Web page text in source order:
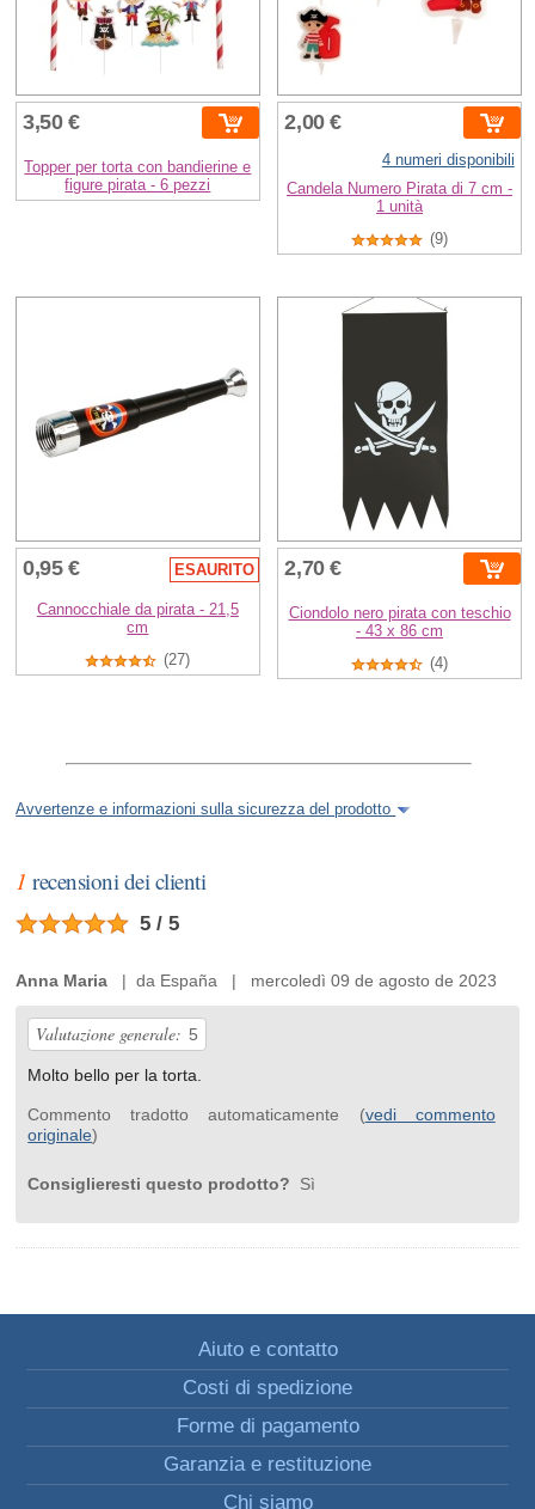
3,50 €
Topper per torta con bandierine e
figure pirata - 6 pezzi
2,00 €
4 numeri disponibili
Candela Numero Pirata di 7 cm -
1 unità
(9)
0,95 € ESAURITO
Cannocchiale da pirata - 21,5
cm
(27)
2,70 €
Ciondolo nero pirata con teschio
- 43 x 86 cm
(4)
Avvertenze e informazioni sulla sicurezza del prodotto
1 recensioni dei clienti
5 / 5
Anna Maria | da España | mercoledì 09 de agosto de 2023
Valutazione generale: 5
Molto bello per la torta.
Commento tradotto automaticamente (vedi commento
originale)
Consiglieresti questo prodotto? Sì
Aiuto e contatto
Costi di spedizione
Forme di pagamento
Garanzia e restituzione
Chi siamo